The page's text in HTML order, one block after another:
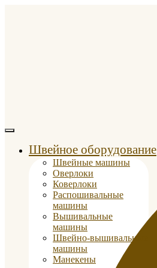
Швейное оборудование
Швейные машины
Оверлоки
Коверлоки
Распошивальные
машины
Вышивальные
машины
Швейно-вышивальные
машины
Манекены